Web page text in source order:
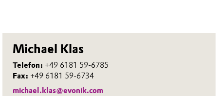
Michael Klas
Telefon: +49 6181 59-6785
Fax: +49 6181 59-6734
michael.klas@evonik.com